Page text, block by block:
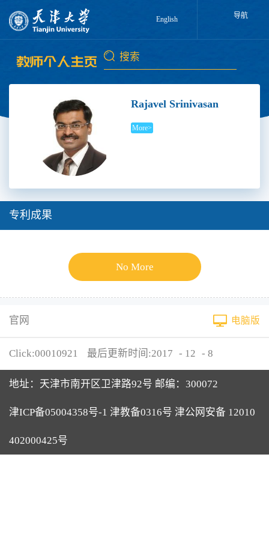
English 导航
Rajavel Srinivasan
More>
专利成果
No More
官网 电脑版
Click:00010921 最后更新时间:2017 - 12 - 8
地址：天津市南开区卫津路92号 邮编：300072
津ICP备05004358号-1 津教备0316号 津公网安备 12010
402000425号